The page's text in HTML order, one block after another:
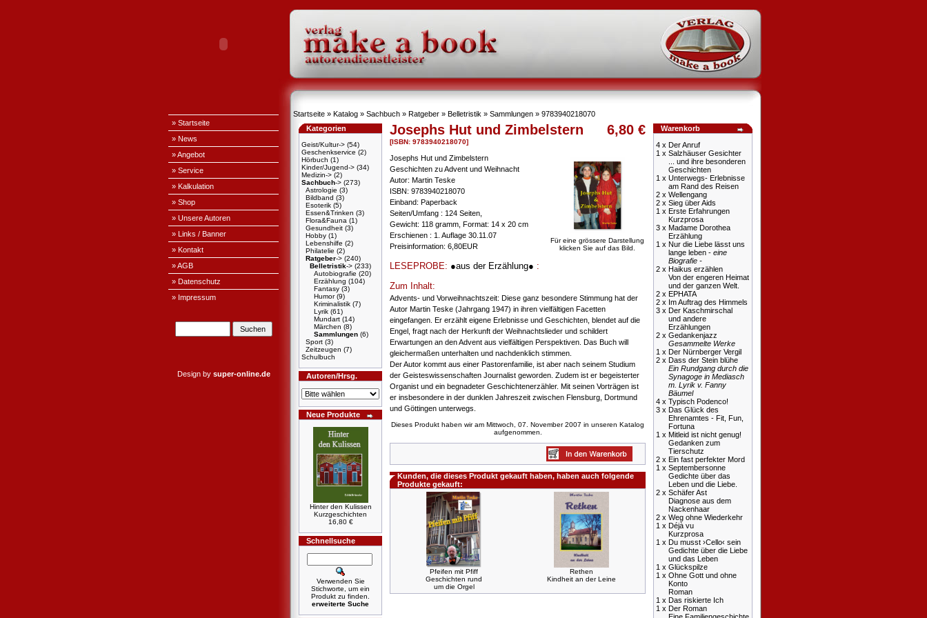
» Startseite
» News
» Angebot
» Service
» Kalkulation
» Shop
» Unsere Autoren
» Links / Banner
» Kontakt
» AGB
» Datenschutz
» Impressum
Design by super-online.de
Startseite » Katalog » Sachbuch » Ratgeber » Belletristik » Sammlungen » 9783940218070
Kategorien
Geist/Kultur-> (54)
Geschenkservice (2)
Hörbuch (1)
Kinder/Jugend-> (34)
Medizin-> (2)
Sachbuch-> (273)
Astrologie (3)
Bildband (3)
Esoterik (5)
Essen&Trinken (3)
Flora&Fauna (1)
Gesundheit (3)
Hobby (1)
Lebenshilfe (2)
Philatelie (2)
Ratgeber-> (240)
Belletristik-> (233)
Autobiografie (20)
Erzählung (104)
Fantasy (3)
Humor(9)
Kriminalistik (7)
Lyrik (61)
Mundart (14)
Märchen (8)
Sammlungen (6)
Sport (3)
Zeitzeugen (7)
Schulbuch
Autoren/Hrsg.
Neue Produkte
Hinter den Kulissen
Kurzgeschichten
16,80 €
Schnellsuche
Verwenden Sie
Stichworte, um ein
Produkt zu finden.
erweiterte Suche
Josephs Hut und Zimbelstern
[ISBN: 9783940218070]
6,80 €
Für eine grössere Darstellung
klicken Sie auf das Bild.
Josephs Hut und Zimbelstern
Geschichten zu Advent und Weihnacht
Autor: Martin Teske
ISBN: 9783940218070
Einband: Paperback
Seiten/Umfang : 124 Seiten,
Gewicht: 118 gramm, Format: 14 x 20 cm
Erschienen : 1. Auflage 30.11.07
Preisinformation: 6,80EUR
LESEPROBE: ●aus der Erzählung● :
Zum Inhalt:
Advents- und Vorweihnachtszeit: Diese ganz besondere Stimmung hat der
Autor Martin Teske (Jahrgang 1947) in ihren vielfältigen Facetten
eingefangen. Er erzählt eigene Erlebnisse und Geschichten, blendet auf die
Engel, fragt nach der Herkunft der Weihnachtslieder und schildert
Erwartungen an den Advent aus vielfältigen Perspektiven. Das Buch will
gleichermaßen unterhalten und nachdenklich stimmen.
Der Autor kommt aus einer Pastorenfamilie, ist aber nach seinem Studium
der Geisteswissenschaften Journalist geworden. Zudem ist er begeisterter
Organist und ein begnadeter Geschichtenerzähler. Mit seinen Vorträgen ist
er insbesondere in der dunklen Jahreszeit zwischen Flensburg, Dortmund
und Göttingen unterwegs.
Dieses Produkt haben wir am Mittwoch, 07. November 2007 in unseren Katalog
aufgenommen.
Kunden, die dieses Produkt gekauft haben, haben auch folgende
Produkte gekauft:
Pfeifen mit Pfiff
Geschichten rund
um die Orgel
Rethen
Kindheit an der Leine
Warenkorb
4 x Der Anruf
1 x Salzhäuser Gesichter
... und ihre besonderen
Geschichten
1 x Unterwegs- Erlebnisse
am Rand des Reisen
2 x Wellengang
2 x Sieg über Aids
1 x Erste Erfahrungen
Kurzprosa
3 x Madame Dorothea
Erzählung
1 x Nur die Liebe lässt uns
lange leben - eine
Biografie -
2 x Haikus erzählen
Von der engeren Heimat
und der ganzen Welt.
2 x EPHATA
2 x Im Auftrag des Himmels
3 x Der Kaschmirschal
und andere
Erzählungen
2 x Gedankenjazz
Gesammelte Werke
1 x Der Nürnberger Vergil
2 x Dass der Stein blühe
Ein Rundgang durch die
Synagoge in Mediasch
m. Lyrik v. Fanny
Bäumel
4 x Typisch Podenco!
3 x Das Glück des
Ehrenamtes - Fit, Fun,
Fortuna
1 x Mitleid ist nicht genug!
Gedanken zum
Tierschutz
2 x Ein fast perfekter Mord
1 x Septembersonne
Gedichte über das
Leben und die Liebe.
2 x Schäfer Ast
Diagnose aus dem
Nackenhaar
2 x Weg ohne Wiederkehr
1 x Déjà vu
Kurzprosa
1 x Du musst ›Cello‹ sein
Gedichte über die Liebe
und das Leben
1 x Glückspilze
1 x Ohne Gott und ohne
Konto
Roman
1 x Das riskierte Ich
1 x Der Roman